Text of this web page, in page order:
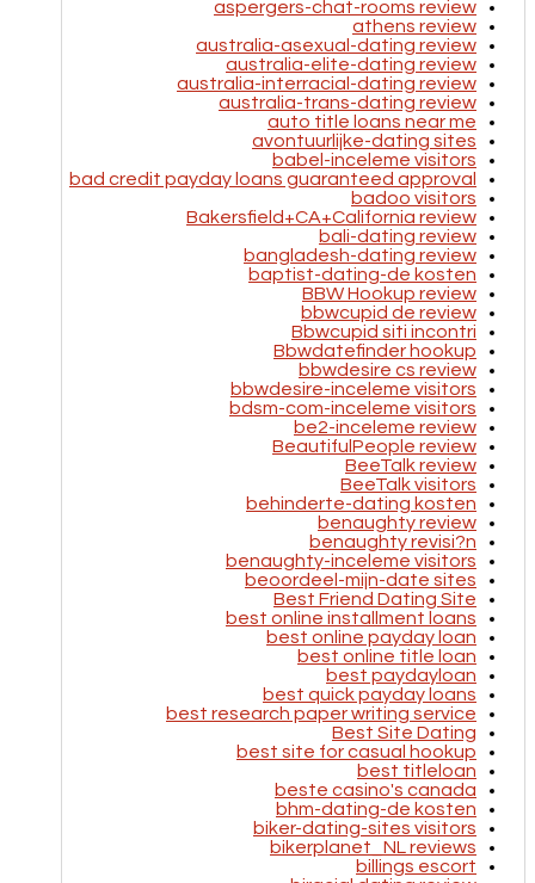
aspergers-chat-rooms review
athens review
australia-asexual-dating review
australia-elite-dating review
australia-interracial-dating review
australia-trans-dating review
auto title loans near me
avontuurlijke-dating sites
babel-inceleme visitors
bad credit payday loans guaranteed approval
badoo visitors
Bakersfield+CA+California review
bali-dating review
bangladesh-dating review
baptist-dating-de kosten
BBW Hookup review
bbwcupid de review
Bbwcupid siti incontri
Bbwdatefinder hookup
bbwdesire cs review
bbwdesire-inceleme visitors
bdsm-com-inceleme visitors
be2-inceleme review
BeautifulPeople review
BeeTalk review
BeeTalk visitors
behinderte-dating kosten
benaughty review
benaughty revisi?n
benaughty-inceleme visitors
beoordeel-mijn-date sites
Best Friend Dating Site
best online installment loans
best online payday loan
best online title loan
best paydayloan
best quick payday loans
best research paper writing service
Best Site Dating
best site for casual hookup
best titleloan
beste casino's canada
bhm-dating-de kosten
biker-dating-sites visitors
bikerplanet_NL reviews
billings escort